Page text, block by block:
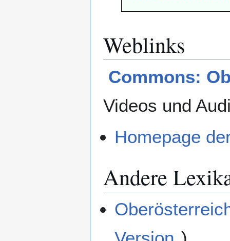
Weblinks
Commons:
Videos und
Homepage
Andere